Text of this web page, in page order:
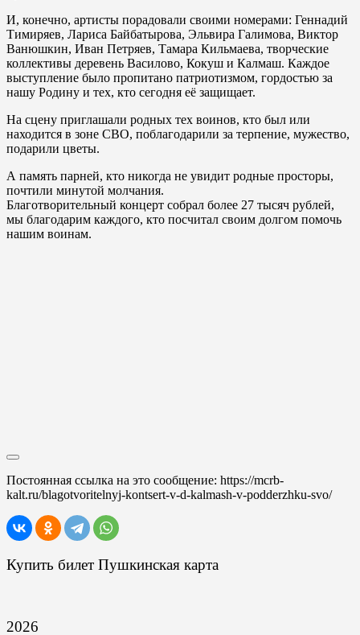
И, конечно, артисты порадовали своими номерами: Геннадий
Тимиряев, Лариса Байбатырова, Эльвира Галимова, Виктор
Ванюшкин, Иван Петряев, Тамара Кильмаева, творческие
коллективы деревень Василово, Кокуш и Калмаш. Каждое
выступление было пропитано патриотизмом, гордостью за
нашу Родину и тех, кто сегодня её защищает.
На сцену приглашали родных тех воинов, кто был или
находится в зоне СВО, поблагодарили за терпение, мужество,
подарили цветы.
А память парней, кто никогда не увидит родные просторы,
почтили минутой молчания.
Благотворительный концерт собрал более 27 тысяч рублей,
мы благодарим каждого, кто посчитал своим долгом помочь
нашим воинам.
Постоянная ссылка на это сообщение: https://mcrb-
kalt.ru/blagotvoritelnyj-kontsert-v-d-kalmash-v-podderzhku-svo/
Купить билет Пушкинская карта
2026